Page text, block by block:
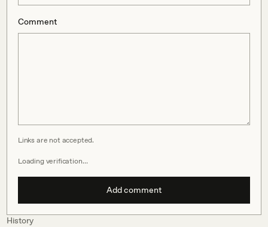
Comment
Links are not accepted.
Loading verification…
Add comment
History